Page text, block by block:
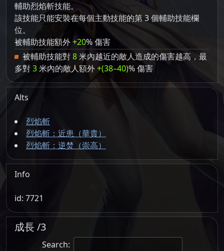
輔助烈焰斬技能。
該技能只能安裝在每個主動技能的第 3 個輔助技能欄
位。
被輔助技能額外+20% 傷害
被輔助技能對8米內越近的敵人造成的傷害越高，最
多對3米內的敵人額外+(38–40)% 傷害
Alts
烈焰斬
烈焰斬：近患（華貴）
烈焰斬：逆焚（崇高）
Info
id: 7721
成長 /3
Search: